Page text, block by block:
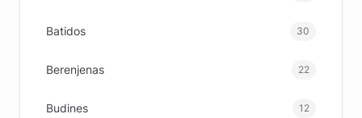
Batidos 30
Berenjenas 22
Budines 12